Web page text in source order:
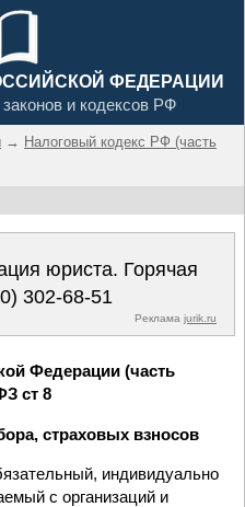
ФЕДЕРАЦИИ
и кодексов РФ
→ Налоговый кодекс РФ (часть
юриста. Горячая
302-68-51
Реклама jurik.ru
Федерации (часть
ст 8
страховых взносов
индивидуально
с организаций и